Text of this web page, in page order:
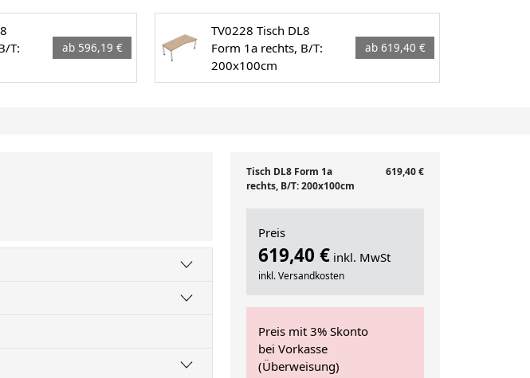
T:
ab 596,19 €
TV0228 Tisch DL8
Form 1a rechts, B/T:
200x100cm
ab 619,40 €
Tisch DL8 Form 1a
rechts, B/T: 200x100cm
619,40 €
Preis
619,40 € inkl. MwSt
inkl. Versandkosten
Preis mit 3% Skonto
bei Vorkasse
(Überweisung)